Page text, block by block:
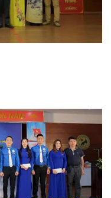
Hoạt động chuyên môn